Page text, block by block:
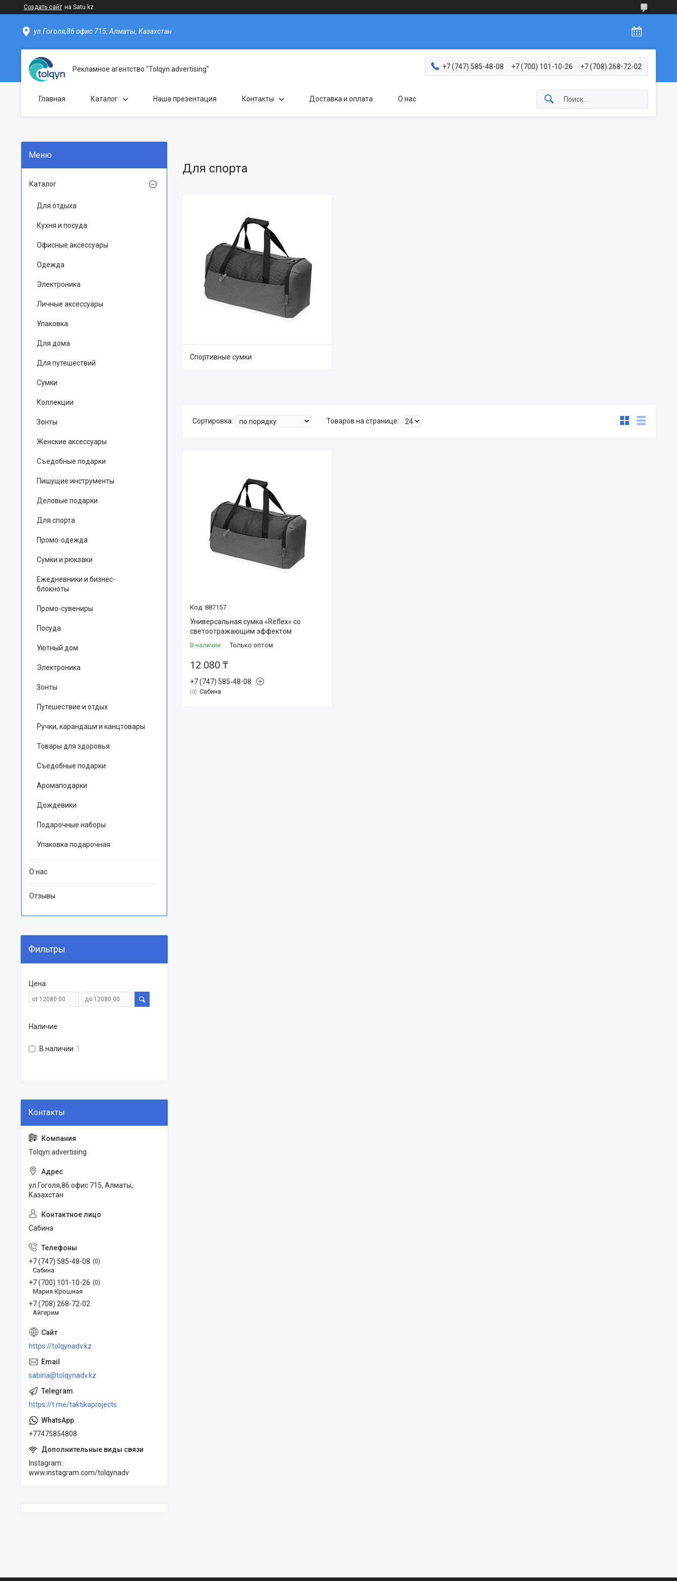
Создать сайт на Satu.kz
ул.Гоголя,86 офис 715, Алматы, Казахстан
Рекламное агентство "Tolqyn advertising" +7 (747) 585-48-08 +7 (700) 101-10-26 +7 (708) 268-72-02
Главная Каталог Наша презентация Контакты Доставка и оплата О нас
Для спорта
Спортивные сумки
887157
Универсальная сумка «Reflex» со
светоотражающим эффектом
В наличии Только оптом
12 080 ₸
+7 (747) 585-48-08
0 Сабина
Каталог
Для отдыха
Кухня и посуда
Офисные аксессуары
Одежда
Электроника
Личные аксессуары
Упаковка
Для дома
Для путешествий
Сумки
Коллекции
Зонты
Женские аксессуары
Съедобные подарки
Пишущие инструменты
Деловые подарки
Для спорта
Промо-одежда
Сумки и рюкзаки
Ежедневники и бизнес-
блокноты
Промо-сувениры
Посуда
Уютный дом
Электроника
Зонты
Путешествие и отдых
Ручки, карандаши и канцтовары
Товары для здоровья
Съедобные подарки
Аромаподарки
Дождевики
Подарочные наборы
Упаковка подарочная
О нас
Отзывы
Фильтры
Цена
Наличие
В наличии 1
Tolqyn advertising
ул.Гоголя,86 офис 715, Алматы,
Казахстан
Сабина
+7 (747) 585-48-08 0
Сабина
+7 (700) 101-10-26 0
Мария Крошная
+7 (708) 268-72-02
Айгерим
https://tolqynadv.kz
sabina@tolqynadv.kz
https://t.me/taktikaprojects
+77475854808
Instagram
www.instagram.com/tolqynadv